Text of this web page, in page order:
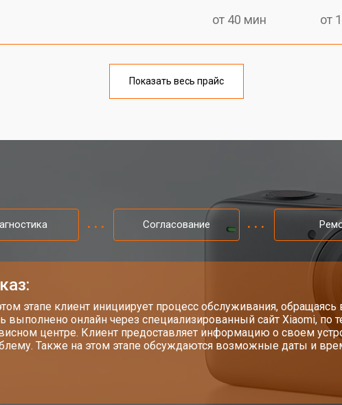
от 40 мин от
от 60 мин
Показать весь прайс
Согласование
этапе клиент инициирует процесс обслуживания,
выполнено онлайн через специализированный сайт Xiaomi, по
центре. Клиент предоставляет информацию о своем
Также на этом этапе обсуждаются возможные даты и